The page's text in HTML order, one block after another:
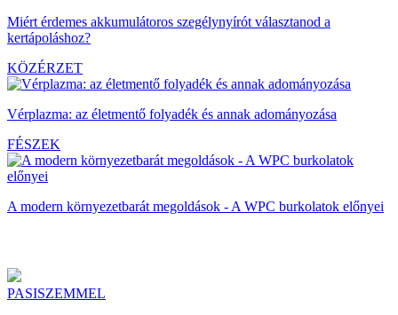
Miért érdemes akkumulátoros szegélynyírót választanod a
kertápoláshoz?
KÖZÉRZET
Vérplazma: az életmentő folyadék és annak adományozása
FÉSZEK
A modern környezetbarát megoldások - A WPC burkolatok előnyei
PASISZEMMEL